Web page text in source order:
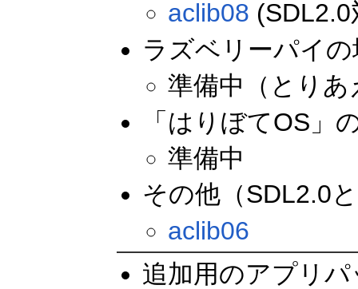
aclib08
ラズベリーパイ
準備中（とりあ
「はりぼてOS」
準備中
その他（SDL2.0
aclib06
追加用のアプリ